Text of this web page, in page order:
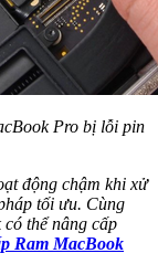
Pro bị lỗi pin
động chậm khi xử
tối ưu. Cùng
thể nâng cấp
Ram MacBook